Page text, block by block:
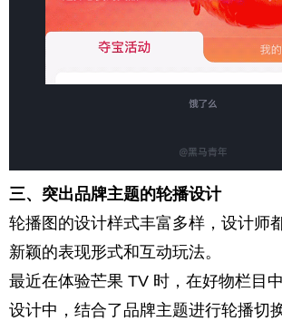
三、突出品牌主题的轮播设计
轮播图的设计样式丰富多样，设计师
新颖的表现形式和互动玩法。
最近在体验芒果 TV 时，在好物栏目
设计中，结合了品牌主题进行轮播切